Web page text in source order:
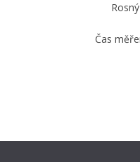
Čas